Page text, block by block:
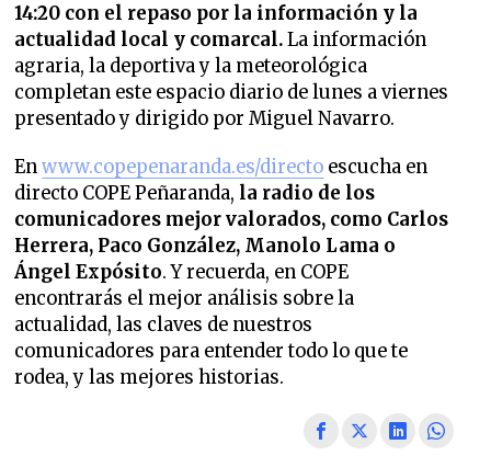
14:20 con el repaso por la información y la
actualidad local y comarcal.La información
agraria, la deportiva y la meteorológica
completan este espacio diario de lunes a viernes
presentado y dirigido por Miguel Navarro.
Enwww.copepenaranda.es/directo escucha en
directo COPE Peñaranda, la radio de los
comunicadores mejor valorados, como Carlos
Herrera, Paco González, Manolo Lama o
Ángel Expósito. Y recuerda, en COPE
encontrarás el mejor análisis sobre la
actualidad, las claves de nuestros
comunicadores para entender todo lo que te
rodea, y las mejores historias.